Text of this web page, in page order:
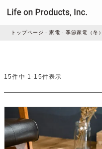
家事・生活雑貨
ルームフレグランス
トップページ 家電 季節家電（冬）
15件中 1-15件表示